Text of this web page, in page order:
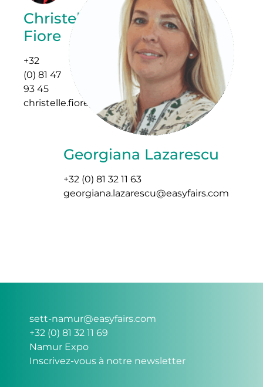
Christelle
Fiore
+32
(0) 81 47
93 45
christelle.fiore@easyfairs.com
Georgiana Lazarescu
+32 (0) 81 32 11 63
georgiana.lazarescu@easyfairs.com
sett-namur@easyfairs.com
+32 (0) 81 32 11 69
Namur Expo
Inscrivez-vous à notre newsletter